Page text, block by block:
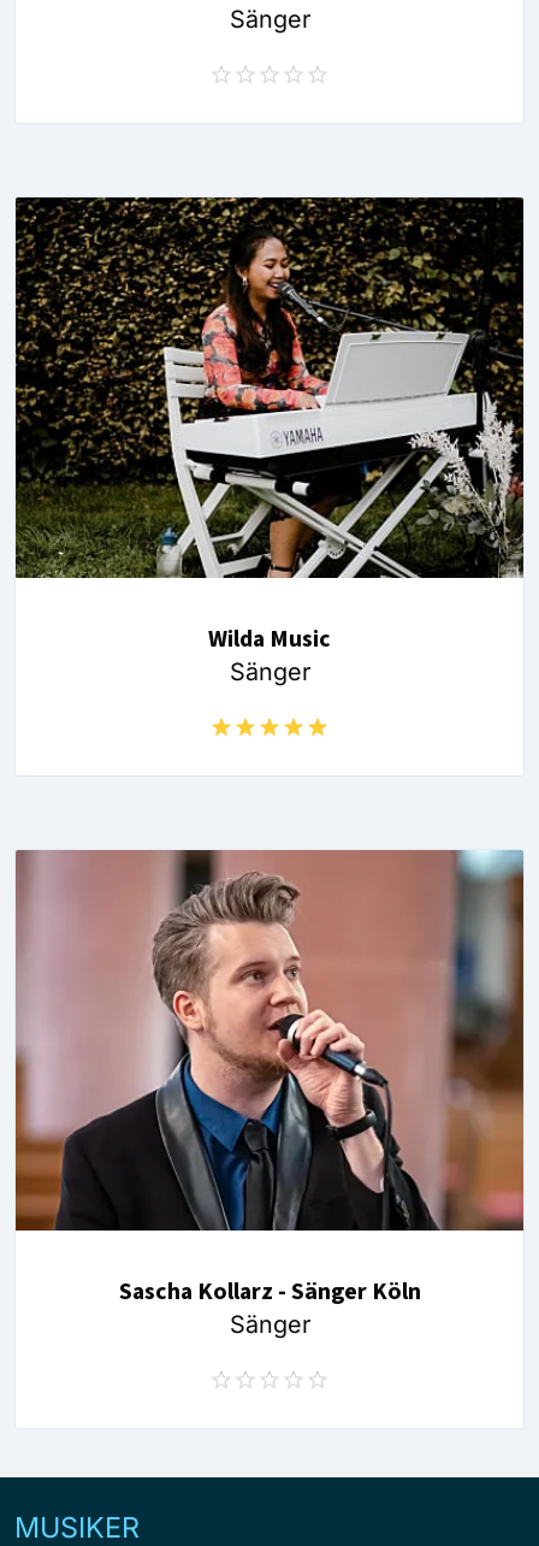
Sänger
Wilda Music
Sänger
Sascha Kollarz - Sänger Köln
Sänger
MUSIKER